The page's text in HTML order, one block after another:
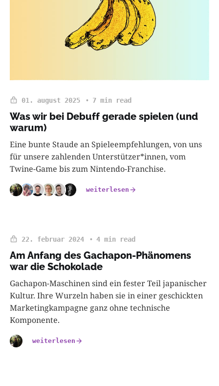
01. august 2025 7 min read
Was wir bei Debuff gerade spielen (und
warum)
Eine bunte Staude an Spieleempfehlungen, von uns
für unsere zahlenden Unterstützer*innen, vom
Twine-Game bis zum Nintendo-Franchise.
weiterlesen
22. februar 2024 4 min read
Am Anfang des Gachapon-Phänomens
war die Schokolade
Gachapon-Maschinen sind ein fester Teil japanischer
Kultur. Ihre Wurzeln haben sie in einer geschickten
Marketingkampagne ganz ohne technische
Komponente.
weiterlesen